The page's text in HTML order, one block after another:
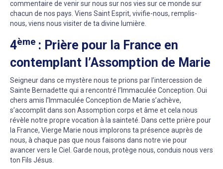
commentaire de venir sur nous sur nos vies sur ce monde sur
chacun de nos pays. Viens Saint Esprit, vivifie-nous, remplis-
nous, viens nous visiter de ta divine lumière.
4ème : Prière pour la France en
contemplant l’Assomption de Marie
Seigneur dans ce mystère nous te prions par l’intercession de
Sainte Bernadette qui a rencontré l’Immaculée Conception. Oui
chers amis l’Immaculée Conception de Marie s’achève,
s’accomplit dans son Assomption corps et âme et cela nous
révèle notre propre vocation à la sainteté. Dans cette prière pour
la France, Vierge Marie nous implorons ta présence auprès de
nous, à chaque pas que nous faisons dans notre vie pour
avancer vers le Ciel. Garde nous, protège nous, conduis nous vers
ton Fils Jésus.